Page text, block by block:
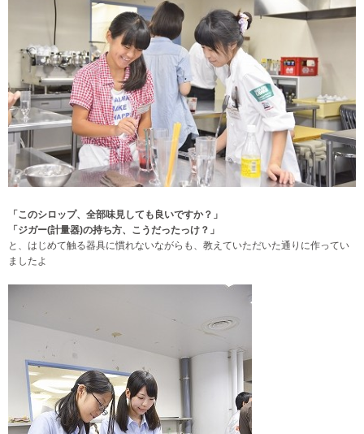
「このシロップ、全部味見しても良いですか？」
「ジガー(計量器)の持ち方、こうだったっけ？」
と、はじめて触る器具に慣れないながらも、教えていただいた通りに作ってい
ましたよ